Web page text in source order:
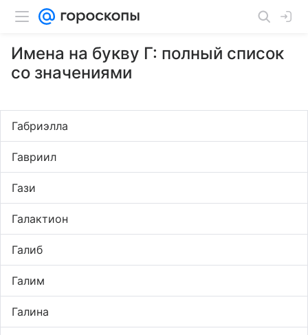
Имена на букву Г: полный список
со значениями
Габриэлла
Гавриил
Гази
Галактион
Галиб
Галим
Галина